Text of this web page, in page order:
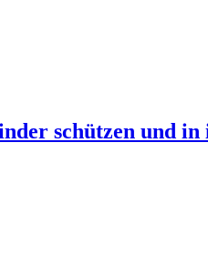
schützen und